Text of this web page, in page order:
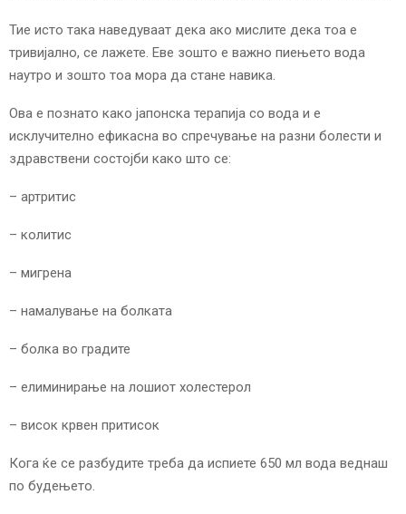
Тие исто така наведуваат дека ако мислите дека тоа е
тривијално, се лажете. Еве зошто е важно пиењето вода
наутро и зошто тоа мора да стане навика.
Ова е познато како јапонска терапија со вода и е
исклучително ефикасна во спречување на разни болести и
здравствени состојби како што се:
– артритис
– колитис
– мигрена
– намалување на болката
– болка во градите
– елиминирање на лошиот холестерол
– висок крвен притисок
Кога ќе се разбудите треба да испиете 650 мл вода веднаш
по будењето.